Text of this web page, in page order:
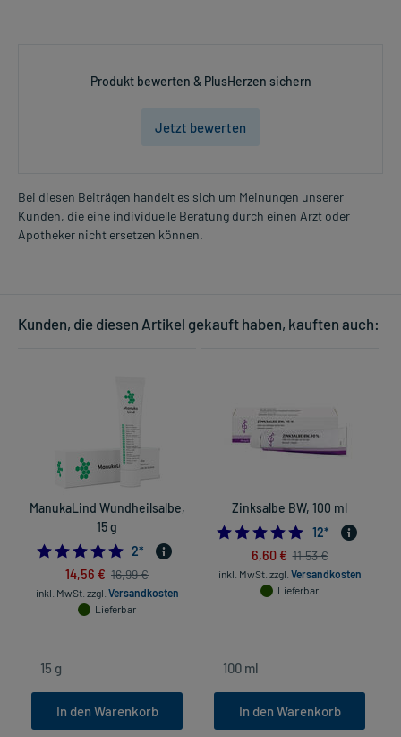
Produkt bewerten & PlusHerzen sichern
Jetzt bewerten
Bei diesen Beiträgen handelt es sich um Meinungen unserer
Kunden, die eine individuelle Beratung durch einen Arzt oder
Apotheker nicht ersetzen können.
Kunden, die diesen Artikel gekauft haben, kauften auch:
ManukaLind Wundheilsalbe,
15 g
5.0
2*
14,56 € 16,99 €
inkl. MwSt. zzgl. Versandkosten
Lieferbar
In den Warenkorb
Zinksalbe BW, 100 ml
12*
6,60 € 11,53 €
inkl. MwSt. zzgl. Versandkosten
Lieferbar
In den Warenkorb